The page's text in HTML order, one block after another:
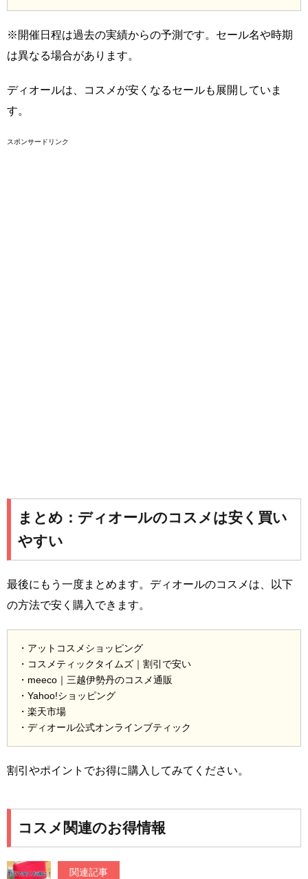
※開催日程は過去の実績からの予測です。セール名や時期
は異なる場合があります。
ディオールは、コスメが安くなるセールも展開していま
す。
スポンサードリンク
まとめ：ディオールのコスメは安く買い
やすい
最後にもう一度まとめます。ディオールのコスメは、以下
の方法で安く購入できます。
・アットコスメショッピング
・コスメティックタイムズ｜割引で安い
・meeco｜三越伊勢丹のコスメ通販
・Yahoo!ショッピング
・楽天市場
・ディオール公式オンラインブティック
割引やポイントでお得に購入してみてください。
コスメ関連のお得情報
関連記事